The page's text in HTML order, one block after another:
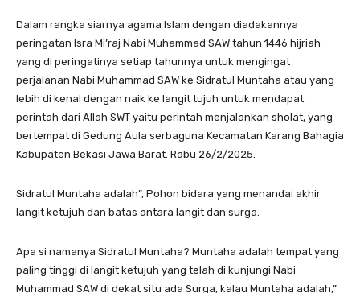
Dalam rangka siarnya agama Islam dengan diadakannya
peringatan Isra Mi’raj Nabi Muhammad SAW tahun 1446 hijriah
yang di peringatinya setiap tahunnya untuk mengingat
perjalanan Nabi Muhammad SAW ke Sidratul Muntaha atau yang
lebih di kenal dengan naik ke langit tujuh untuk mendapat
perintah dari Allah SWT yaitu perintah menjalankan sholat, yang
bertempat di Gedung Aula serbaguna Kecamatan Karang Bahagia
Kabupaten Bekasi Jawa Barat. Rabu 26/2/2025.
Sidratul Muntaha adalah”, Pohon bidara yang menandai akhir
langit ketujuh dan batas antara langit dan surga.
Apa si namanya Sidratul Muntaha? Muntaha adalah tempat yang
paling tinggi di langit ketujuh yang telah di kunjungi Nabi
Muhammad SAW di dekat situ ada Surga, kalau Muntaha adalah,”